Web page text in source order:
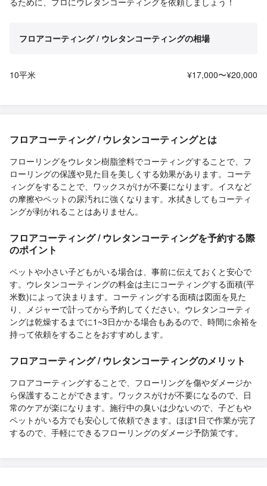
フロアコーティング / ウレタンコーティングの相場
10平米 ¥17,000〜¥20,000
フロアコーティング / ウレタンコーティングとは
フローリングをウレタン樹脂塗料でコーティングすることで、フ
ローリングの保護や見た目を美しくする効果があります。コーテ
ィングをすることで、ワックスがけが不要になります。イスなど
の摩擦やペットの尿汚れに強くなります。水拭きしてもコーティ
ングが剥がれることはありません。
フロアコーティング / ウレタンコーティングを予約する際
のポイント
ペットや小さい子どもがいる場合は、事前に伝えておくと安心で
す。ウレタンコーティングの料金は主にコーティングする面積(平
米数)によって決まります。コーティングする面積は図面を見た
り、メジャーで計ってから予約してください。ウレタンコーティ
ングは乾燥するまでに1~3日かかる場合もあるので、時間に余裕を
持って依頼をすることをおすすめします。
フロアコーティング / ウレタンコーティングのメリット
フロアコーティングすることで、フローリングを傷やダメージか
ら保護することができます。ワックスがけが不要になるので、日
常のケアが楽になります。施行中の臭いは少ないので、子どもや
ペットがいる方でも安心して依頼できます。ほぼ1日で作業が完了
するので、手軽にできるフローリングのダメージ予防策です。